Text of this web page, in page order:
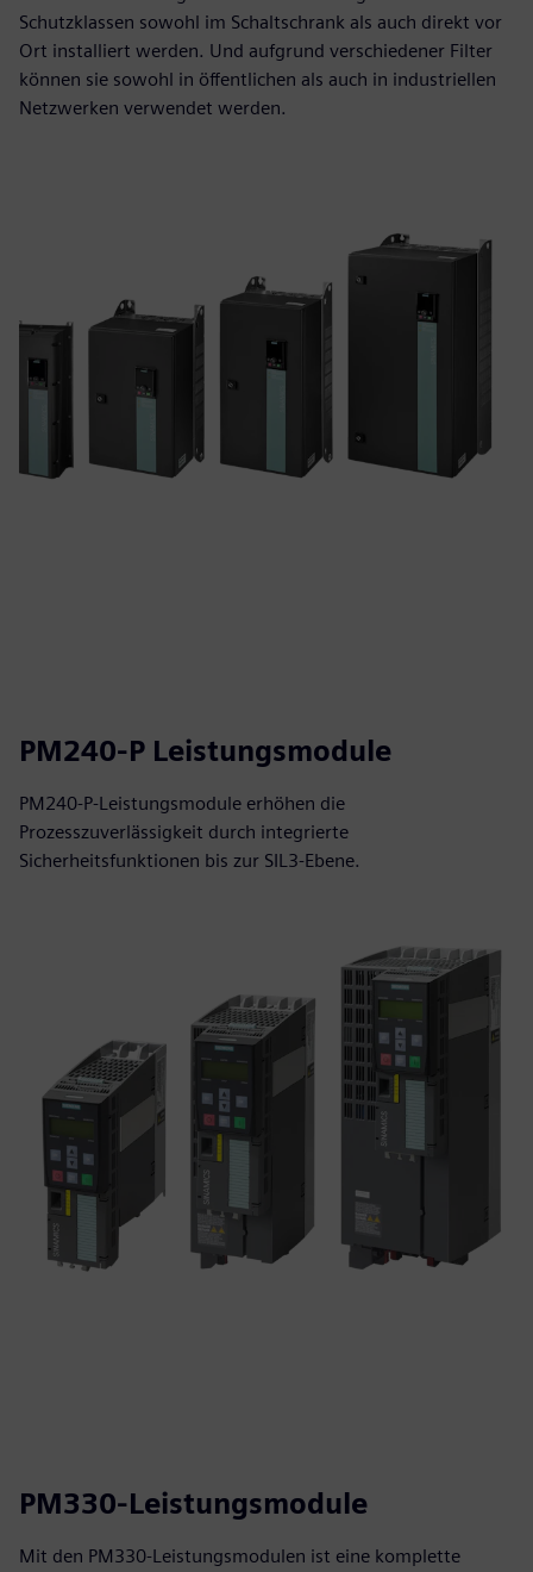
Schutzklassen sowohl im Schaltschrank als auch direkt vor
Ort installiert werden. Und aufgrund verschiedener Filter
können sie sowohl in öffentlichen als auch in industriellen
Netzwerken verwendet werden.
PM240-P Leistungsmodule
PM240-P-Leistungsmodule erhöhen die
Prozesszuverlässigkeit durch integrierte
Sicherheitsfunktionen bis zur SIL3-Ebene.
PM330-Leistungsmodule
Mit den PM330-Leistungsmodulen ist eine komplette